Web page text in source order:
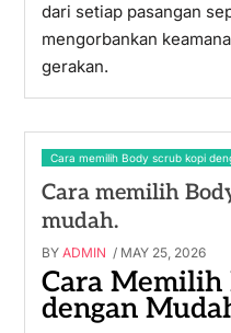
dari setiap pasangan
mengorbankan
gerakan.
Cara memilih Body scrub kopi
Cara memilih
mudah.
BY ADMIN / MAY 25, 2026
Cara Memilih
dengan